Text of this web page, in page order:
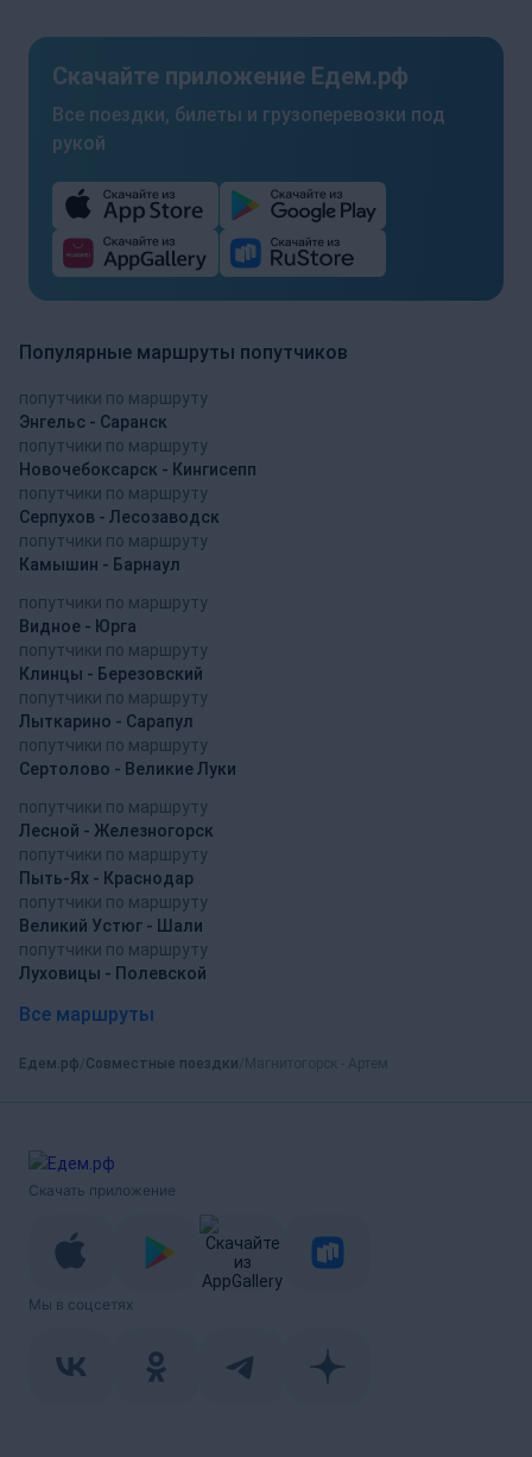
Скачайте приложение Едем.рф
Все поездки, билеты и грузоперевозки под
рукой
Популярные маршруты попутчиков
попутчики по маршруту
Энгельс - Саранск
попутчики по маршруту
Новочебоксарск - Кингисепп
попутчики по маршруту
Серпухов - Лесозаводск
попутчики по маршруту
Камышин - Барнаул
попутчики по маршруту
Видное - Юрга
попутчики по маршруту
Клинцы - Березовский
попутчики по маршруту
Лыткарино - Сарапул
попутчики по маршруту
Сертолово - Великие Луки
попутчики по маршруту
Лесной - Железногорск
попутчики по маршруту
Пыть-Ях - Краснодар
попутчики по маршруту
Великий Устюг - Шали
попутчики по маршруту
Луховицы - Полевской
Все маршруты
Едем.рф Совместные поездки
Скачать приложение
Мы в соцсетях